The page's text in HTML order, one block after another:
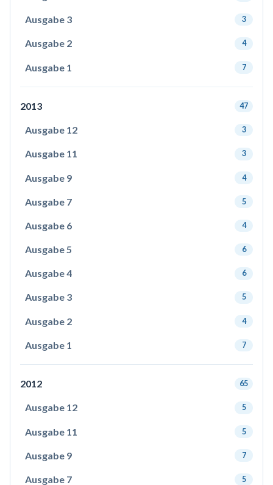
Ausgabe 3 3
Ausgabe 2 4
Ausgabe 1 7
2013 47
Ausgabe 12 3
Ausgabe 11 3
Ausgabe 9 4
Ausgabe 7 5
Ausgabe 6 4
Ausgabe 5 6
Ausgabe 4 6
Ausgabe 3 5
Ausgabe 2 4
Ausgabe 1 7
2012 65
Ausgabe 12 5
Ausgabe 11 5
Ausgabe 9 7
Ausgabe 7 5